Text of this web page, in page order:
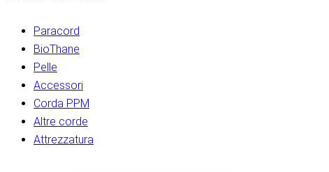
Paracord
BioThane
Pelle
Accessori
Corda PPM
Altre corde
Attrezzatura